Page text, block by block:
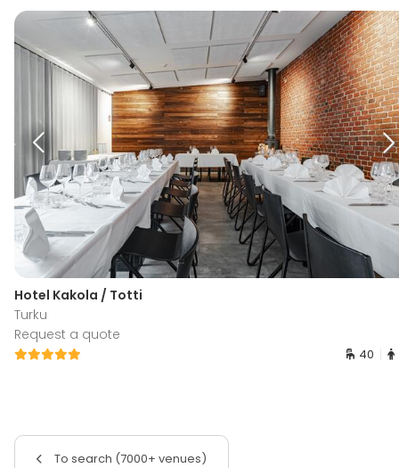
Hotel Kakola / Totti
Turku
Request a quote
40
To search (7000+ venues)